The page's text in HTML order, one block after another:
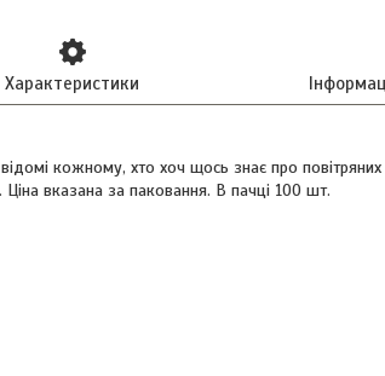
Характеристики
кожному, хто хоч щось знає про повітряних
Ціна вказана за паковання. В пачці 100 шт.